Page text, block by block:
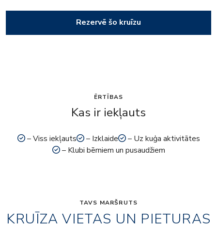
Rezervē šo kruīzu
ĒRTĪBAS
Kas ir iekļauts
– Viss iekļauts – Izklaide
– Uz kuģa aktivitātes
– Klubi bērniem un pusaudžiem
TAVS MARŠRUTS
KRUĪZA VIETAS UN PIETURAS